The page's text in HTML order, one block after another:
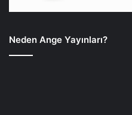
Neden Ange Yayınları?